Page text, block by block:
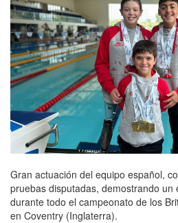
Gran actuación del equipo español,
pruebas disputadas, demostrando un
durante todo el campeonato de los
en Coventry (Inglaterra).